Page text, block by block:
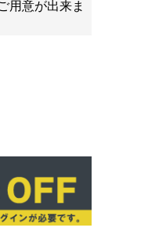
用意が出来ま